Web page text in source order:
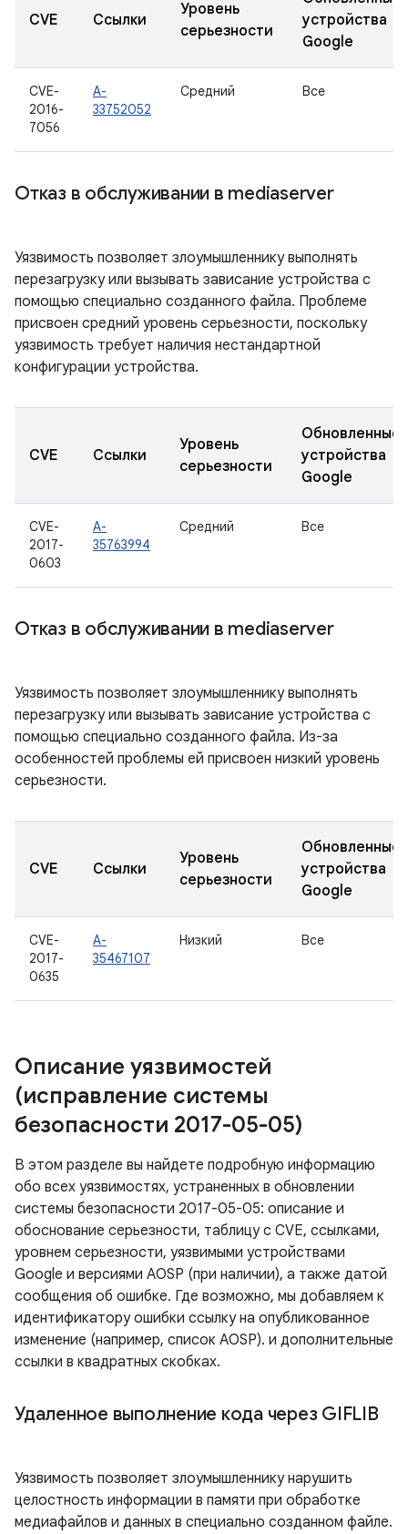
CVE Ссылки
Уровень
серьезности
устройства
Google
CVE-
2016-
7056
A-
33752052
Средний Все
Отказ в обслуживании в mediaserver
Уязвимость позволяет злоумышленнику выполнять
перезагрузку или вызывать зависание устройства с
помощью специально созданного файла. Проблеме
присвоен средний уровень серьезности, поскольку
уязвимость требует наличия нестандартной
конфигурации устройства.
CVE Ссылки
Уровень
серьезности
Обновленные
устройства
Google
CVE-
2017-
0603
A-
35763994
Средний Все
Отказ в обслуживании в mediaserver
Уязвимость позволяет злоумышленнику выполнять
перезагрузку или вызывать зависание устройства с
помощью специально созданного файла. Из-за
особенностей проблемы ей присвоен низкий уровень
серьезности.
CVE Ссылки
Уровень
серьезности
Обновленные
устройства
Google
CVE-
2017-
0635
A-
35467107
Низкий Все
Описание уязвимостей
(исправление системы
безопасности 2017-05-05)
В этом разделе вы найдете подробную информацию
обо всех уязвимостях, устраненных в обновлении
системы безопасности 2017-05-05: описание и
обоснование серьезности, таблицу с CVE, ссылками,
уровнем серьезности, уязвимыми устройствами
Google и версиями AOSP (при наличии), а также датой
сообщения об ошибке. Где возможно, мы добавляем к
идентификатору ошибки ссылку на опубликованное
изменение (например, список AOSP). и дополнительные
ссылки в квадратных скобках.
Удаленное выполнение кода через GIFLIB
Уязвимость позволяет злоумышленнику нарушить
целостность информации в памяти при обработке
медиафайлов и данных в специально созданном файле.